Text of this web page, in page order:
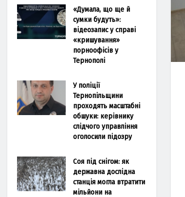
«Думала, що ще й
сумки будуть»:
відеозапис у справі
«кришування»
порноофісів у
Тернополі
У поліції
Тернопільщини
проходять масштабні
обшуки: керівнику
слідчого управління
оголосили підозру
Соя під снігом: як
державна дослідна
станція могла втратити
мільйони на